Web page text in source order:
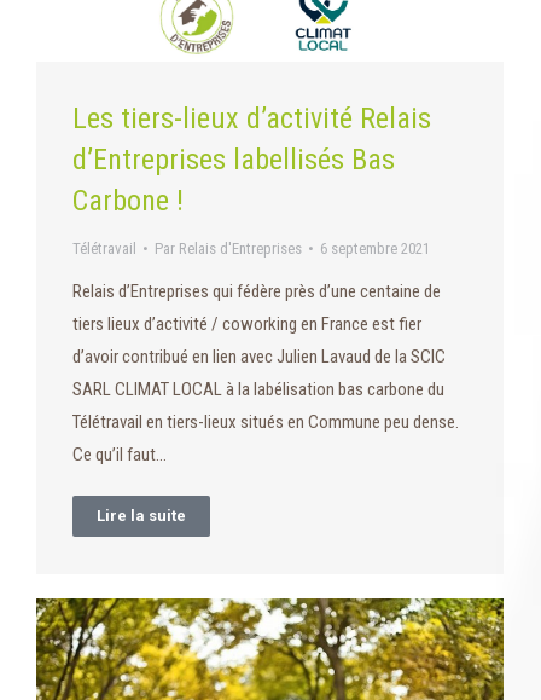
Les tiers-lieux d’activité Relais
d’Entreprises labellisés Bas
Carbone !
Télétravail Par Relais d'Entreprises 6 septembre 2021
Relais d’Entreprises qui fédère près d’une centaine de
tiers lieux d’activité / coworking en France est fier
d’avoir contribué en lien avec Julien Lavaud de la SCIC
SARL CLIMAT LOCAL à la labélisation bas carbone du
Télétravail en tiers-lieux situés en Commune peu dense.
Ce qu’il faut…
Lire la suite